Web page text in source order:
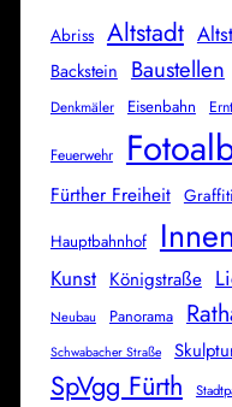
Abriss Altstadt
Backstein Baustellen
Denkmäler
Eisenbahn
Feuerwehr
Fürther Freiheit Graffiti
Hauptbahnhof
Kunst Königstraße
Neubau Panorama
Schwabacher Straße
SpVgg Fürth